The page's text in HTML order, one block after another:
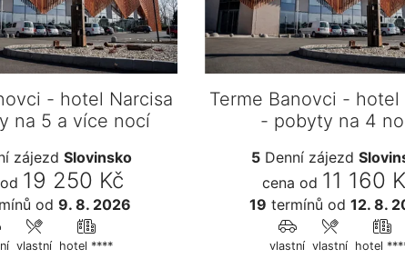
- hotel Narcisa
na 5 a více nocí
zájezd Slovinsko
19 250 Kč
od 9. 8. 2026
vlastní hotel ****
Terme Banovci - hotel
- pobyty na 4
5 Denní zájezd
cena od 11 160
19 termínů od 12. 8.
vlastní vlastní hotel